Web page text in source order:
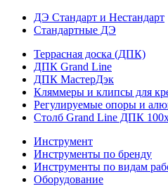
ДЭ Стандарт и Нестандарт
Стандартные ДЭ
Террасная доска (ДПК)
ДПК Grand Line
ДПК МастерДэк
Кляммеры и клипсы для
Регулируемые опоры и
Столб Grand Line ДПК
Инструмент
Инструменты по бренду
Инструменты по видам
Оборудование